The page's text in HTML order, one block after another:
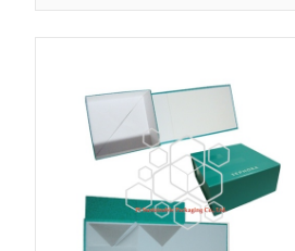
den Luxus, natürliche, umweltfreundliche